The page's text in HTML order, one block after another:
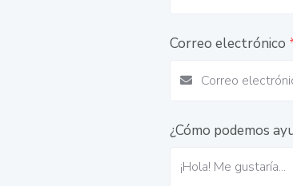
Correo electrónico
¿Cómo podemos